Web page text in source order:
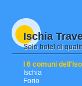
Ischia
Solo hotel di
I 6 comuni
Ischia
Forio